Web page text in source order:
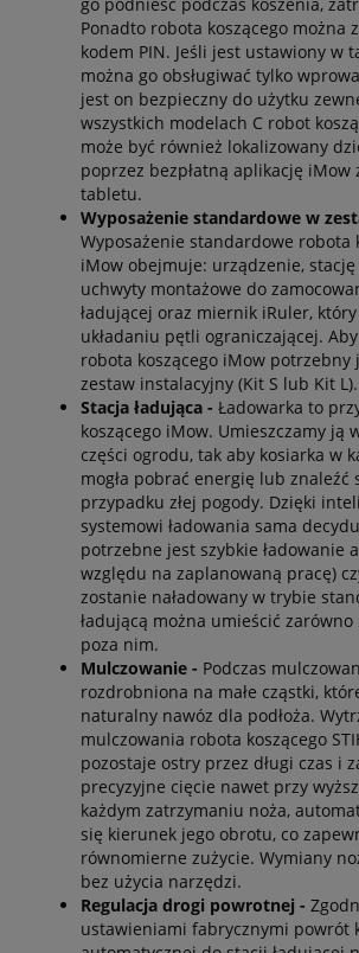
Ponadto robota koszącego można
kodem PIN. Jeśli jest ustawiony w
można go obsługiwać tylko
jest on bezpieczny do użytku
wszystkich modelach C robot
może być również lokalizowany
poprzez bezpłatną aplikację
tabletu.
Wyposażenie standardowe w
Wyposażenie standardowe robota
iMow obejmuje: urządzenie, stację
uchwyty montażowe do
ładującej oraz miernik iRuler,
układaniu pętli ograniczającej.
robota koszącego iMow potrzebny
zestaw instalacyjny (Kit S lub Kit L).
Stacja ładująca - Ładowarka to
koszącego iMow. Umieszczamy ją
części ogrodu, tak aby kosiarka w
mogła pobrać energię lub znaleźć
przypadku złej pogody. Dzięki
systemowi ładowania sama
potrzebne jest szybkie ładowanie
względu na zaplanowaną pracę)
zostanie naładowany w trybie
ładującą można umieścić
poza nim.
Mulczowanie - Podczas
rozdrobniona na małe cząstki,
naturalny nawóz dla podłoża.
mulczowania robota koszącego
pozostaje ostry przez długi czas i
precyzyjne cięcie nawet przy
każdym zatrzymaniu noża,
się kierunek jego obrotu, co
równomierne zużycie. Wymiany
bez użycia narzędzi.
Regulacja drogi powrotnej -
ustawieniami fabrycznymi powrót